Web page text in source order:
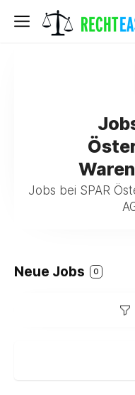
Jobs bei SPAR
Neue Jobs 0